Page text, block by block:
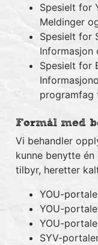
Spesielt for
Meldinger
Spesielt for
Informasjon
Spesielt for
programfag
Formål med
Vi behandler
kunne benytte
tilbyr, heretter
YOU-
YOU-
YOU-
SYV-